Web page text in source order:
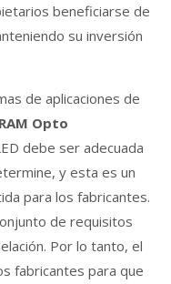
beneficiarse de
su inversión
de aplicaciones de
Opto
debe ser adecuada
y esta es un
para los fabricantes.
de requisitos
Por lo tanto, el
fabricantes para que